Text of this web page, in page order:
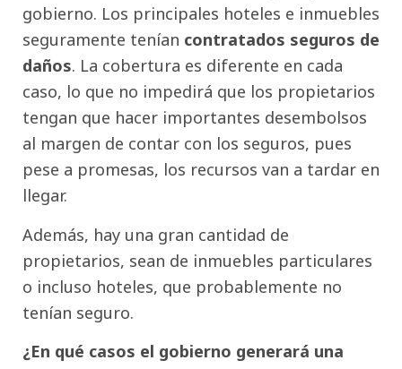
gobierno. Los principales hoteles e inmuebles
seguramente tenían contratados seguros de
daños. La cobertura es diferente en cada
caso, lo que no impedirá que los propietarios
tengan que hacer importantes desembolsos
al margen de contar con los seguros, pues
pese a promesas, los recursos van a tardar en
llegar.
Además, hay una gran cantidad de
propietarios, sean de inmuebles particulares
o incluso hoteles, que probablemente no
tenían seguro.
¿En qué casos el gobierno generará una